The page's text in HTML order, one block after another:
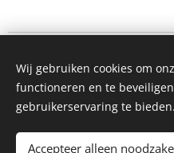
Toevoegen
Wij gebruiken cookies om
functioneren en te
gebruikerservaring te bieden.
Accepteer alleen